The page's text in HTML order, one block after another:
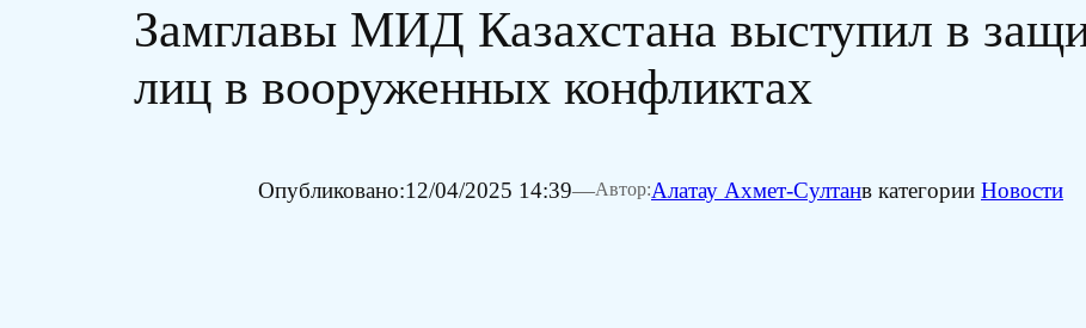
Замглавы МИД Казахстана выступил в
лиц в вооруженных конфликтах
Опубликовано:12/04/2025 14:39—Автор:Алатау Ахмет-Султанв категории Новости